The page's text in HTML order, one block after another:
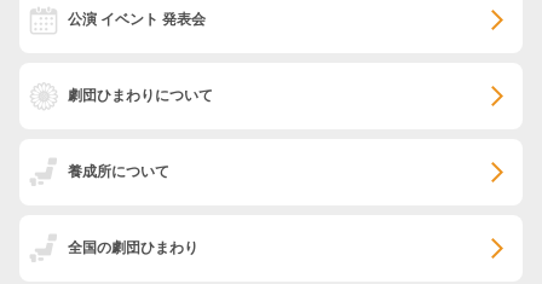
公演 イベント 発表会
劇団ひまわりについて
養成所について
全国の劇団ひまわり